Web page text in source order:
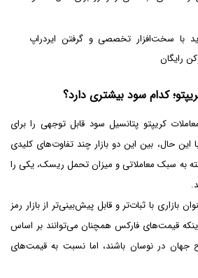
با سخت‌افزار تخصصی و گرفتن ایردراپ
کدام سود بیشتری دارد؟
کریپتو پتانسیل سود قابل توجهی را برای
این حال، بین این دو بازار چند تفاوت‌های کلیدی
به سبک معاملاتی و میزان تحمل ریسک، یکی را
بازاری با ثبات‌تر و قابل پیش‌بینی‌تر از بازار رمز
قیمت‌های فارکس همچنان می‌توانند بر اساس
جهان در نوسان باشند، اما نسبت به قیمت‌های